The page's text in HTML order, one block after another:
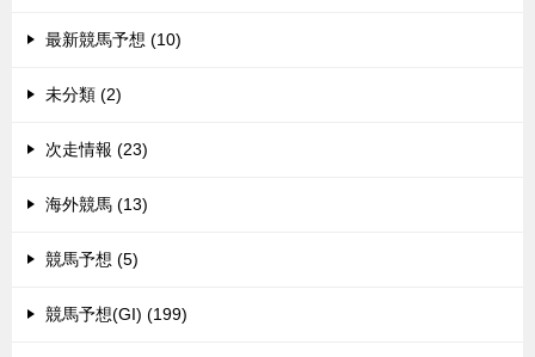
最新競馬予想 (10)
未分類 (2)
次走情報 (23)
海外競馬 (13)
競馬予想 (5)
競馬予想(GI) (199)